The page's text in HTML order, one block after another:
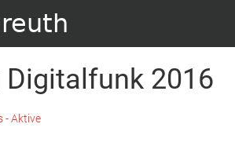
2016
- Aktive